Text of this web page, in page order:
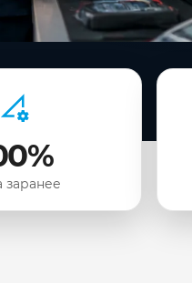
заранее